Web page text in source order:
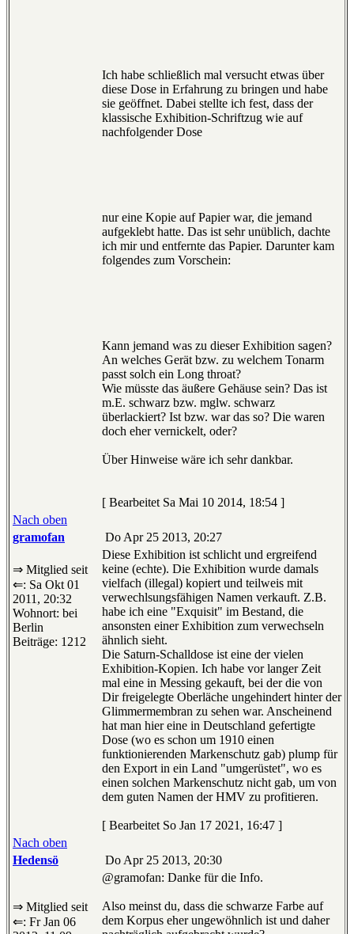
Ich habe schließlich mal versucht etwas über
diese Dose in Erfahrung zu bringen und habe
sie geöffnet. Dabei stellte ich fest, dass der
klassische Exhibition-Schriftzug wie auf
nachfolgender Dose
nur eine Kopie auf Papier war, die jemand
aufgeklebt hatte. Das ist sehr unüblich, dachte
ich mir und entfernte das Papier. Darunter kam
folgendes zum Vorschein:
Kann jemand was zu dieser Exhibition sagen?
An welches Gerät bzw. zu welchem Tonarm
passt solch ein Long throat?
Wie müsste das äußere Gehäuse sein? Das ist
m.E. schwarz bzw. mglw. schwarz
überlackiert? Ist bzw. war das so? Die waren
doch eher vernickelt, oder?
Über Hinweise wäre ich sehr dankbar.
[ Bearbeitet Sa Mai 10 2014, 18:54 ]
Nach oben
gramofan
Do Apr 25 2013, 20:27
⇒ Mitglied seit
⇐: Sa Okt 01
2011, 20:32
Wohnort: bei
Berlin
Beiträge: 1212
Diese Exhibition ist schlicht und ergreifend
keine (echte). Die Exhibition wurde damals
vielfach (illegal) kopiert und teilweis mit
verwechlsungsfähigen Namen verkauft. Z.B.
habe ich eine "Exquisit" im Bestand, die
ansonsten einer Exhibition zum verwechseln
ähnlich sieht.
Die Saturn-Schalldose ist eine der vielen
Exhibition-Kopien. Ich habe vor langer Zeit
mal eine in Messing gekauft, bei der die von
Dir freigelegte Oberläche ungehindert hinter der
Glimmermembran zu sehen war. Anscheinend
hat man hier eine in Deutschland gefertigte
Dose (wo es schon um 1910 einen
funktionierenden Markenschutz gab) plump für
den Export in ein Land "umgerüstet", wo es
einen solchen Markenschutz nicht gab, um von
dem guten Namen der HMV zu profitieren.
[ Bearbeitet So Jan 17 2021, 16:47 ]
Nach oben
Hedensö
Do Apr 25 2013, 20:30
⇒ Mitglied seit
⇐: Fr Jan 06
@gramofan: Danke für die Info.
Also meinst du, dass die schwarze Farbe auf
dem Korpus eher ungewöhnlich ist und daher